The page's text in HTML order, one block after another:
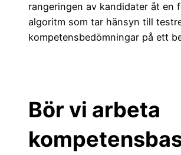
rangeringen av kandidater åt en
algoritm som tar hänsyn till
kompetensbedömningar på ett
Bör vi arbeta